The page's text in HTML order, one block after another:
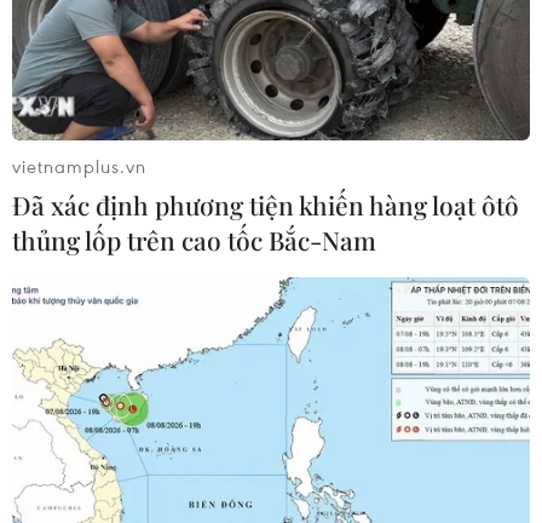
vietnamplus.vn
Đã xác định phương tiện khiến hàng loạt ôtô
thủng lốp trên cao tốc Bắc-Nam